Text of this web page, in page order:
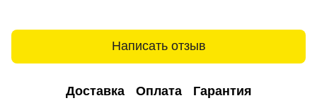
Написать отзыв
Доставка Оплата Гарантия